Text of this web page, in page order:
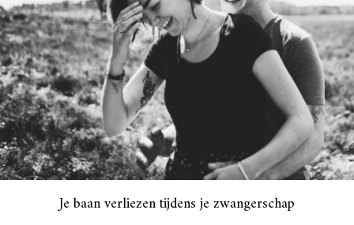
Je baan verliezen tijdens je zwangerschap